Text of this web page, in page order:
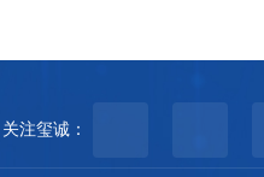
关注玺诚：